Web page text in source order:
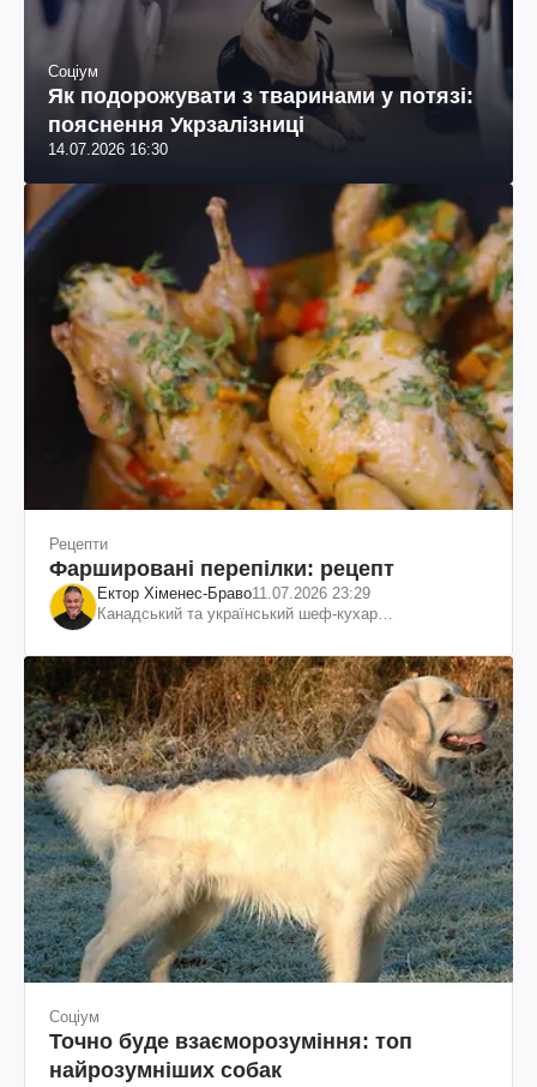
Соціум
Як подорожувати з тваринами у потязі:
пояснення Укрзалізниці
14.07.2026 16:30
Рецепти
Фаршировані перепілки: рецепт
Ектор Хіменес-Браво11.07.2026 23:29
Канадський та український шеф-кухар
Соціум
Точно буде взаєморозуміння: топ
найрозумніших собак